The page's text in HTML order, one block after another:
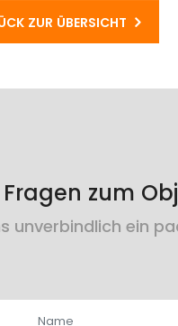
ZUR ÜBERSICHT
zum
unverbindlich ein